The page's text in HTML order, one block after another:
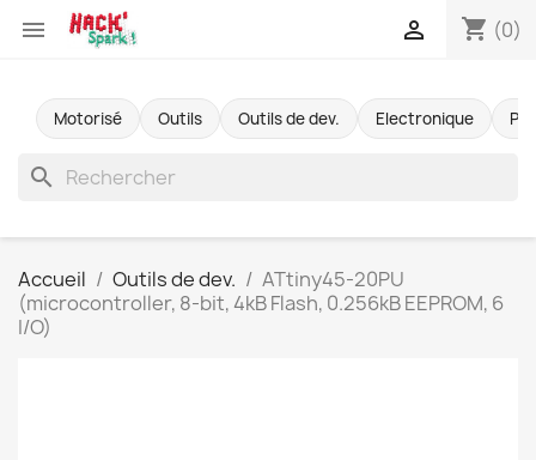
 shopping_cart (0)

Motorisé Outils Outils de dev. Electronique
search
Accueil Outils de dev.
ATtiny45-20PU
(microcontroller, 8-bit, 4kB Flash, 0.256kB EEPROM, 6
I/O)